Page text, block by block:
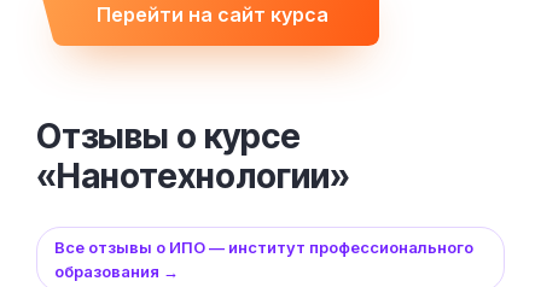
Перейти на сайт курса
Отзывы о курсе
«Нанотехнологии»
Все отзывы о ИПО — институт профессионального
образования →